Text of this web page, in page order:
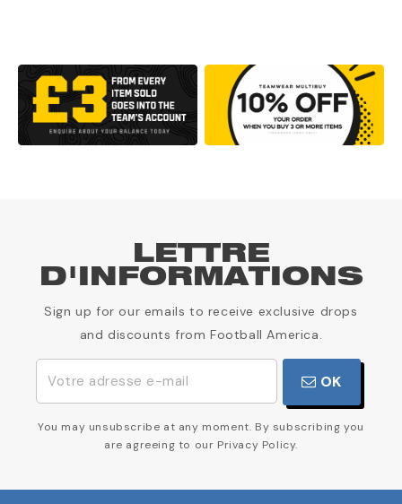
LETTRE
D'INFORMATIONS
Sign up for our emails to receive exclusive drops
and discounts from Football America.
OK
You may unsubscribe at any moment. By subscribing you
are agreeing to our Privacy Policy.